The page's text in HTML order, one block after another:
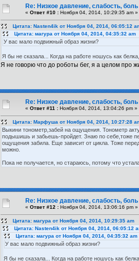
Re: Низкое давление, слабость,
« Ответ #10 : Ноября 04, 2014, 10:29:35 am »
Цитата: Nasten4ik от Ноября 04, 2014, 06:05:12
Цитата: магура от Ноября 04, 2014, 04:35:32 am
У вас мало подвижный образ жизни?
Я бы не сказала... Когда на работе ношусь как
Я не говорю что до роботы бег, я а целом про
Re: Низкое давление, слабость,
« Ответ #11 : Ноября 04, 2014, 13:04:26 pm »
Цитата: Марфуша от Ноября 04, 2014, 10:27:28
Выкини тонометр,забей на ощущения. Тонометр
подышишь и забьешь-пройдет. Знаю по себе,тоже
ощущения забила. Еще зависит от цикла. Тоже
можно.
Пока не получается, но стараюсь, потому что
Re: Низкое давление, слабость,
« Ответ #12 : Ноября 04, 2014, 13:06:16 pm »
Цитата: магура от Ноября 04, 2014, 10:29:35 am
Цитата: Nasten4ik от Ноября 04, 2014, 06:05:12
Цитата: магура от Ноября 04, 2014, 04:35:32 am
У вас мало подвижный образ жизни?
Я бы не сказала... Когда на работе ношусь как